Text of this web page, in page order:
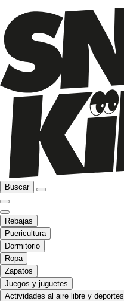
Buscar
Rebajas
Puericultura
Dormitorio
Ropa
Zapatos
Juegos y juguetes
Actividades al aire libre y deportes